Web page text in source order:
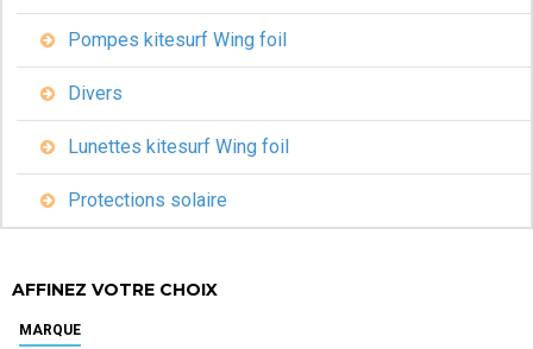
Pompes kitesurf Wing foil
Divers
Lunettes kitesurf Wing foil
Protections solaire
AFFINEZ VOTRE CHOIX
MARQUE